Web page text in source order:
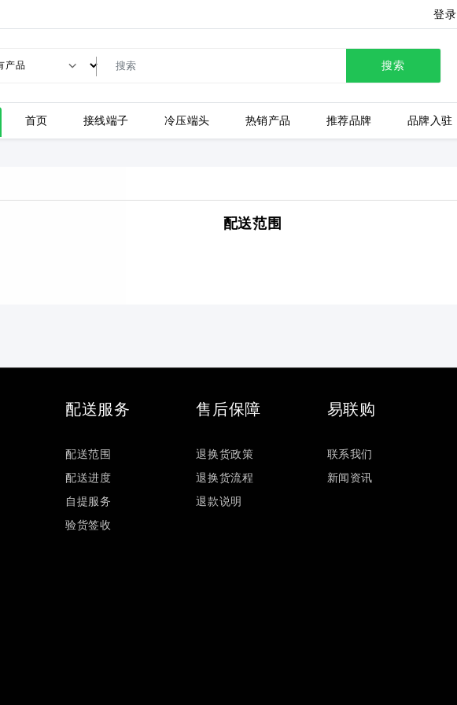
登录
搜索
首页 接线端子 冷压端头 热销产品 推荐品牌 品牌入驻
LC80-2.54-10P-130-00A
配送范围
配送服务
配送范围
配送进度
自提服务
验货签收
售后保障
退换货政策
退换货流程
退款说明
易联购
联系我们
新闻资讯